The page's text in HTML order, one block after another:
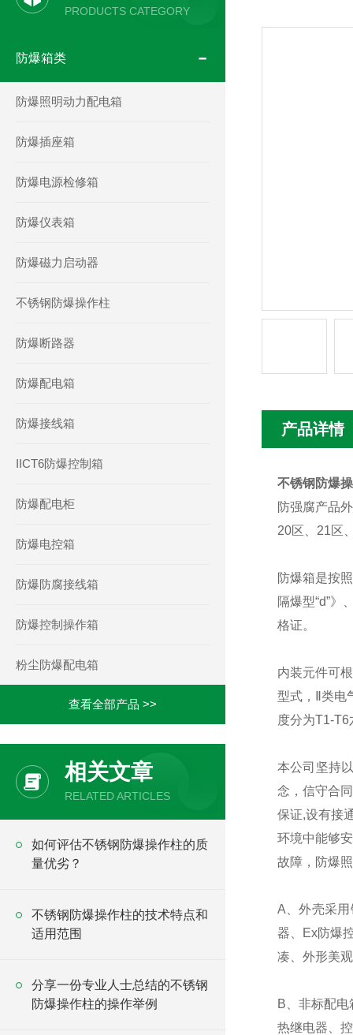
PRODUCTS CATEGORY
防爆箱类
防爆照明动力配电箱
防爆插座箱
防爆电源检修箱
防爆仪表箱
防爆磁力启动器
不锈钢防爆操作柱
防爆断路器
防爆配电箱
防爆接线箱
IICT6防爆控制箱
防爆配电柜
防爆电控箱
防爆防腐接线箱
防爆控制操作箱
粉尘防爆配电箱
查看全部产品 >>
相关文章
RELATED ARTICLES
如何评估不锈钢防爆操作柱的质
量优劣？
不锈钢防爆操作柱的技术特点和
适用范围
分享一份专业人士总结的不锈钢
防爆操作柱的操作举例
产品详情
不锈钢防爆
防强腐产品
20区、21区
防爆箱是按
隔爆型“d”
格证。
内装元件可
型式，Ⅱ类电
度分为T1-T6
本公司坚持
念，信守合
保证,设有接
环境中能够
故障，防爆
A、外壳采
器、Ex防爆
凑、外形美
B、非标配
热继电器、